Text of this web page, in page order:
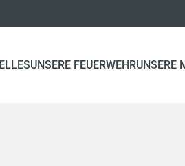
UNSERE FEUERWEHRUNSERE